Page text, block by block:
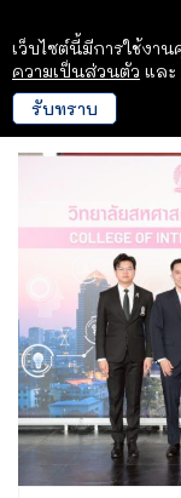
เว็บไซต์นี้มีการใช้งา
ความเป็นส่วนตัว และ
รับทราบ